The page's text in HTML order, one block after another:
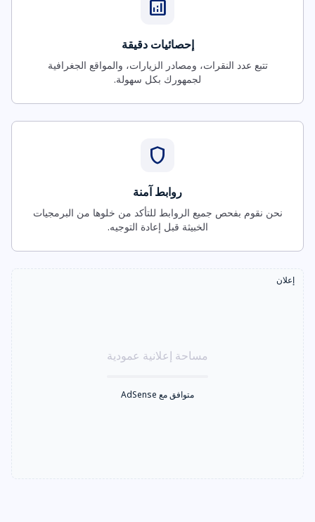
analytics
إحصائيات دقيقة
تتبع عدد النقرات، ومصادر الزيارات، والمواقع الجغرافية
لجمهورك بكل سهولة.
shield
روابط آمنة
نحن نقوم بفحص جميع الروابط للتأكد من خلوها من البرمجيات
الخبيثة قبل إعادة التوجيه.
إعلان
مساحة إعلانية عمودية
متوافق مع AdSense